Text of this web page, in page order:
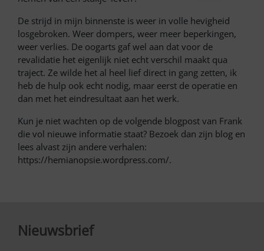
De strijd in mijn binnenste is weer in volle hevigheid
losgebroken. Weer dompers, weer meer beperkingen,
weer verlies. De oogarts gaf wel aan dat voor de
revalidatie het eigenlijk niet echt verschil maakt qua
traject. Ze wilde het al heel lief direct in gang zetten, ik
heb de hulp ook echt nodig, maar eerst de operatie en
dan met het eindresultaat aan het werk.
Kun je niet wachten op de volgende blogpost van Frank
die vol nieuwe informatie staat? Bezoek dan zijn blog en
lees alvast zijn andere verhalen:
https://hemianopsie.wordpress.com/.
Nieuwsbrief